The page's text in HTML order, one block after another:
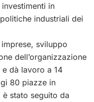
in
industriali dei
sviluppo
dell’organizzazione
dà lavoro a 14
80 piazze in
è stato seguito da